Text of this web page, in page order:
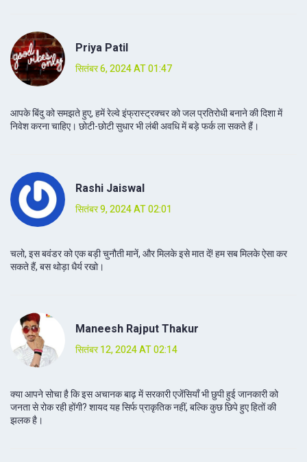
Priya Patil
सितंबर 6, 2024 AT 01:47
आपके बिंदु को समझते हुए, हमें रेल्वे इंफ्रास्ट्रक्चर को जल प्रतिरोधी बनाने की दिशा में
निवेश करना चाहिए। छोटी-छोटी सुधार भी लंबी अवधि में बड़े फर्क ला सकते हैं।
Rashi Jaiswal
सितंबर 9, 2024 AT 02:01
चलो, इस बवंडर को एक बड़ी चुनौती मानें, और मिलके इसे मात दें! हम सब मिलके ऐसा कर
सकते हैं, बस थोड़ा धैर्य रखो।
Maneesh Rajput Thakur
सितंबर 12, 2024 AT 02:14
क्या आपने सोचा है कि इस अचानक बाढ़ में सरकारी एजेंसियाँ भी छुपी हुई जानकारी को
जनता से रोक रही होंगी? शायद यह सिर्फ प्राकृतिक नहीं, बल्कि कुछ छिपे हुए हितों की
झलक है।